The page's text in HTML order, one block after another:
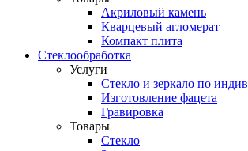
Акриловый камень
Кварцевый агломерат
Компакт плита
Стеклообработка
Услуги
Стекло и зеркало по
Изготовление фацета
Гравировка
Товары
Стекло